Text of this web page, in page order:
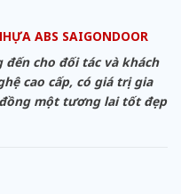
ABS SAIGONDOOR
đến cho đối tác và khách
cao cấp, có giá trị gia
một tương lai tốt đẹp